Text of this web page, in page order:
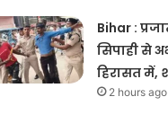
Bihar :
सिपाही से
हिरासत में,
2 hours ago